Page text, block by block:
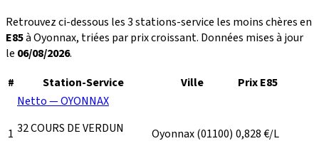
Retrouvez ci-dessous les 3 stations-service les moins chères en
E85à Oyonnax, triées par prix croissant. Données mises à jour
le 06/08/2026.
#
Station-Service Ville Prix E85
1
Netto — OYONNAX
32 COURS DE VERDUN
Oyonnax(01100) 0,828€/L